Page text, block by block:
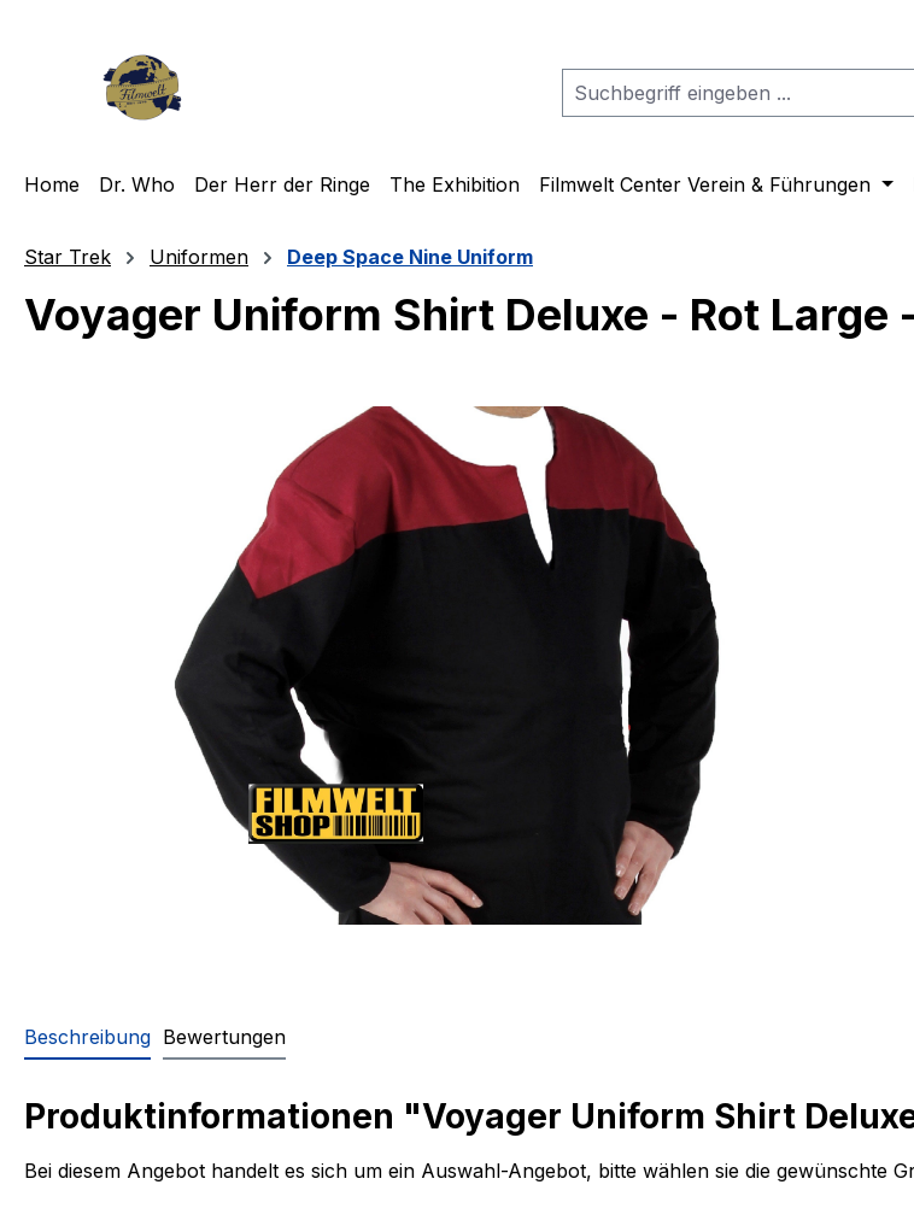
Home Dr. Who Der Herr der Ringe The Exhibition Filmwelt Center Verein & Führungen
Star Trek Uniformen Deep Space Nine Uniform
Voyager Uniform Shirt Deluxe - Rot Large
Beschreibung Bewertungen
Produktinformationen "Voyager Uniform Shirt
Bei diesem Angebot handelt es sich um ein Auswahl-Angebot, bitte wählen sie die gewünschte